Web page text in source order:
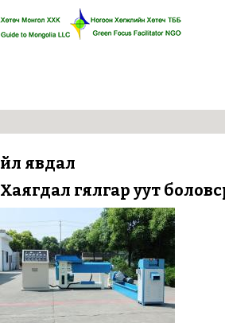
Үйл явдал
Хаягдал гялгар уут